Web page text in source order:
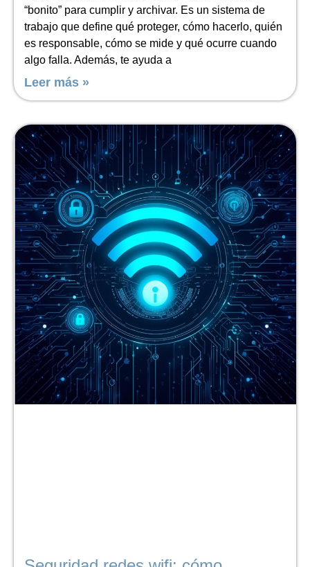
“bonito” para cumplir y archivar. Es un sistema de
trabajo que define qué proteger, cómo hacerlo, quién
es responsable, cómo se mide y qué ocurre cuando
algo falla. Además, te ayuda a
Leer más »